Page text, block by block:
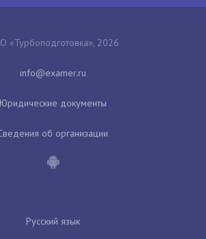
«Турбоподготовка», 2026
Юридические документы
об организации
Русский язык